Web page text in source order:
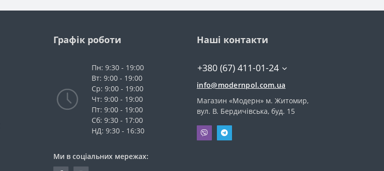
Графік роботи
Пн: 9:30 - 19:00
Вт: 9:00 - 19:00
Ср: 9:00 - 19:00
Чт: 9:00 - 19:00
Пт: 9:00 - 19:00
Сб: 9:30 - 17:00
НД: 9:30 - 16:30
Ми в соціальних мережах:
Наші контакти
+380 (67) 411-01-24
info@modernpol.com.ua
Магазин «Модерн» м. Житомир,
вул. В. Бердичівська, буд. 15